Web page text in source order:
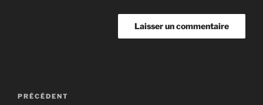
Navigation
Article
PRÉCÉDENT